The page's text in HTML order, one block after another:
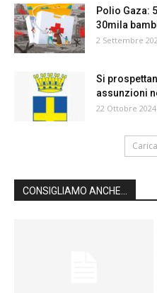
Polio Gaza:
30mila
2 Settembre
Si
assunzioni
22 Ottobre 2024
CONSIGLIAMO ANCHE...